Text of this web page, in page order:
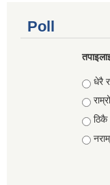
Poll
धेरै
राम्रो
ठिकै